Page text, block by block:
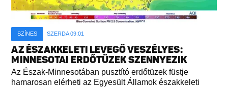
SZÍNES SZERDA 09:01
AZ ÉSZAKKELETI LEVEGŐ VESZÉLYES:
MINNESOTAI ERDŐTÜZEK SZENNYEZIK
Az Észak-Minnesotában pusztító erdőtüzek füstje
hamarosan elérheti az Egyesült Államok északkeleti